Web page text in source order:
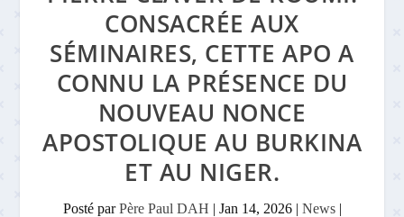
CONSACRÉE AUX
SÉMINAIRES, CETTE APO A
CONNU LA PRÉSENCE DU
NOUVEAU NONCE
APOSTOLIQUE AU BURKINA
ET AU NIGER.
Posté parPère Paul DAH | Jan 14, 2026| News|